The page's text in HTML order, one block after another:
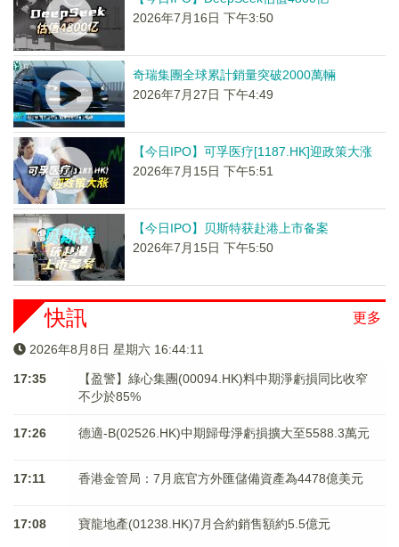
2026年7月16日 下午3:50
奇瑞集團全球累計銷量突破2000萬輛
2026年7月27日 下午4:49
【今日IPO】可孚医疗[1187.HK]迎政策大涨
2026年7月15日 下午5:51
【今日IPO】贝斯特获赴港上市备案
2026年7月15日 下午5:50
更多
快訊
2026年8月8日 星期六 16:44:12
17:35
【盈警】綠心集團(00094.HK)料中期淨虧損同比收窄
不少於85%
17:26 德適-B(02526.HK)中期歸母淨虧損擴大至5588.3萬元
17:11 香港金管局：7月底官方外匯儲備資產為4478億美元
17:08 寶龍地產(01238.HK)7月合約銷售額約5.5億元